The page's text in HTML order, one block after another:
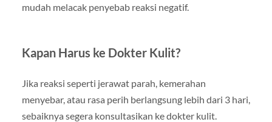
mudah melacak penyebab reaksi negatif.
Kapan Harus ke Dokter Kulit?
Jika reaksi seperti jerawat parah, kemerahan
menyebar, atau rasa perih berlangsung lebih dari 3 hari,
sebaiknya segera konsultasikan ke dokter kulit.